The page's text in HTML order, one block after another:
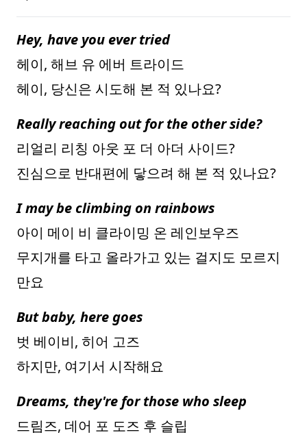
Hey, have you ever tried
헤이, 해브 유 에버 트라이드
헤이, 당신은 시도해 본 적 있나요?
Really reaching out for the other side?
리얼리 리칭 아웃 포 더 아더 사이드?
진심으로 반대편에 닿으려 해 본 적 있나요?
I may be climbing on rainbows
아이 메이 비 클라이밍 온 레인보우즈
무지개를 타고 올라가고 있는 걸지도 모르지
만요
But baby, here goes
벗 베이비, 히어 고즈
하지만, 여기서 시작해요
Dreams, they're for those who sleep
드림즈, 데어 포 도즈 후 슬립